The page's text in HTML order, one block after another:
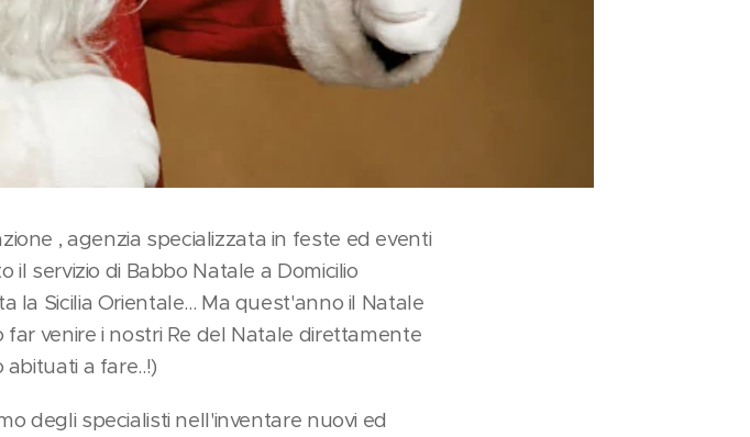
, agenzia specializzata in feste ed eventi
il servizio di Babbo Natale a Domicilio
Sicilia Orientale... Ma quest'anno il Natale
venire i nostri Re del Natale direttamente
a fare..!)
degli specialisti nell'inventare nuovi ed